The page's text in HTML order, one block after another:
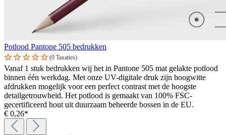
Potlood Pantone 505 bedrukken
(0 Taxaties)
Vanaf 1 stuk bedrukken wij het in Pantone 505 mat gelakte potlood
binnen één werkdag. Met onze UV-digitale druk zijn hoogwitte
afdrukken mogelijk voor een perfect contrast met de hoogste
detailgetrouwheid. Het potlood is gemaakt van 100% FSC-
gecertificeerd hout uit duurzaam beheerde bossen in de EU.
€ 0,26*